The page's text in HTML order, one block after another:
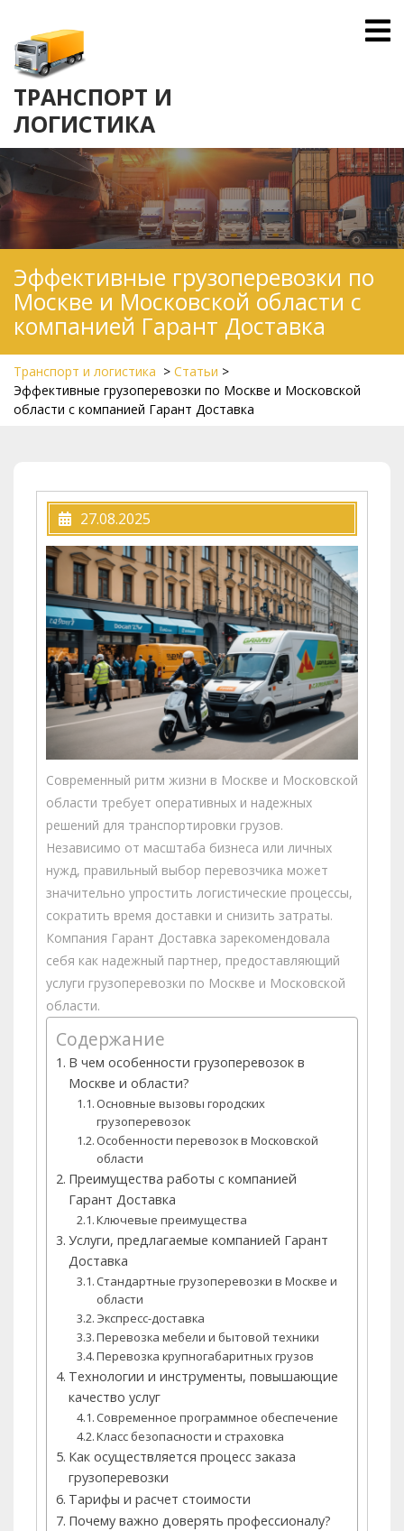
content
ТРАНСПОРТ И
ЛОГИСТИКА
Эффективные грузоперевозки по
Москве и Московской области с
компанией Гарант Доставка
Транспорт и логистика > Статьи >
Эффективные грузоперевозки по Москве и Московской
области с компанией Гарант Доставка
27.08.2025
Современный ритм жизни в Москве и Московской
области требует оперативных и надежных
решений для транспортировки грузов.
Независимо от масштаба бизнеса или личных
нужд, правильный выбор перевозчика может
значительно упростить логистические процессы,
сократить время доставки и снизить затраты.
Компания Гарант Доставка зарекомендовала
себя как надежный партнер, предоставляющий
услуги грузоперевозки по Москве и Московской
области.
Содержание
В чем особенности грузоперевозок в
Москве и области?
Основные вызовы городских
грузоперевозок
Особенности перевозок в Московской
области
Преимущества работы с компанией
Гарант Доставка
Ключевые преимущества
Услуги, предлагаемые компанией Гарант
Доставка
Стандартные грузоперевозки в Москве и
области
Экспресс-доставка
Перевозка мебели и бытовой техники
Перевозка крупногабаритных грузов
Технологии и инструменты, повышающие
качество услуг
Современное программное обеспечение
Класс безопасности и страховка
Как осуществляется процесс заказа
грузоперевозки
Тарифы и расчет стоимости
Почему важно доверять профессионалу?